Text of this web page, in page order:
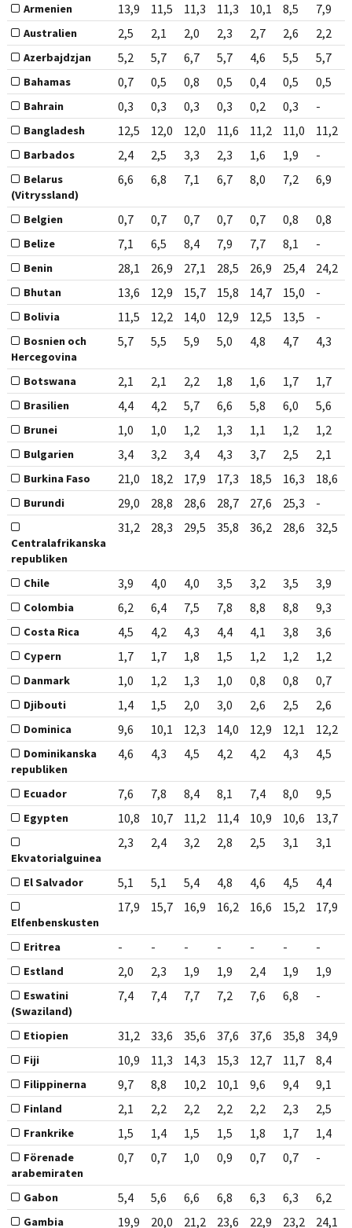
Armenien 13,9 11,5 11,3 11,3 10,1 8,5 7,9
Australien 2,5 2,1 2,0 2,3 2,7 2,6 2,2
Azerbajdzjan 5,2 5,7 6,7 5,7 4,6 5,5 5,7
Bahamas 0,7 0,5 0,8 0,5 0,4 0,5 0,5
Bahrain 0,3 0,3 0,3 0,3 0,2 0,3 -
Bangladesh 12,5 12,0 12,0 11,6 11,2 11,0 11,2
Barbados 2,4 2,5 3,3 2,3 1,6 1,9 -
Belarus
(Vitryssland)
6,6 6,8 7,1 6,7 8,0 7,2 6,9
Belgien 0,7 0,7 0,7 0,7 0,7 0,8 0,8
Belize 7,1 6,5 8,4 7,9 7,7 8,1 -
Benin 28,1 26,9 27,1 28,5 26,9 25,4 24,2
Bhutan 13,6 12,9 15,7 15,8 14,7 15,0 -
Bolivia 11,5 12,2 14,0 12,9 12,5 13,5 -
Bosnien och
Hercegovina
5,7 5,5 5,9 5,0 4,8 4,7 4,3
Botswana 2,1 2,1 2,2 1,8 1,6 1,7 1,7
Brasilien 4,4 4,2 5,7 6,6 5,8 6,0 5,6
Brunei 1,0 1,0 1,2 1,3 1,1 1,2 1,2
Bulgarien 3,4 3,2 3,4 4,3 3,7 2,5 2,1
Burkina Faso 21,0 18,2 17,9 17,3 18,5 16,3 18,6
Burundi 29,0 28,8 28,6 28,7 27,6 25,3 -
Centralafrikanska
republiken
31,2 28,3 29,5 35,8 36,2 28,6 32,5
Chile 3,9 4,0 4,0 3,5 3,2 3,5 3,9
Colombia 6,2 6,4 7,5 7,8 8,8 8,8 9,3
Costa Rica 4,5 4,2 4,3 4,4 4,1 3,8 3,6
Cypern 1,7 1,7 1,8 1,5 1,2 1,2 1,2
Danmark 1,0 1,2 1,3 1,0 0,8 0,8 0,7
Djibouti 1,4 1,5 2,0 3,0 2,6 2,5 2,6
Dominica 9,6 10,1 12,3 14,0 12,9 12,1 12,2
Dominikanska
republiken
4,6 4,3 4,5 4,2 4,2 4,3 4,5
Ecuador 7,6 7,8 8,4 8,1 7,4 8,0 9,5
Egypten 10,8 10,7 11,2 11,4 10,9 10,6 13,7
Ekvatorialguinea
2,3 2,4 3,2 2,8 2,5 3,1 3,1
El Salvador 5,1 5,1 5,4 4,8 4,6 4,5 4,4
Elfenbenskusten
17,9 15,7 16,9 16,2 16,6 15,2 17,9
Eritrea - - - - - - -
Estland 2,0 2,3 1,9 1,9 2,4 1,9 1,9
Eswatini
(Swaziland)
7,4 7,4 7,7 7,2 7,6 6,8 -
Etiopien 31,2 33,6 35,6 37,6 37,6 35,8 34,9
Fiji 10,9 11,3 14,3 15,3 12,7 11,7 8,4
Filippinerna 9,7 8,8 10,2 10,1 9,6 9,4 9,1
Finland 2,1 2,2 2,2 2,2 2,2 2,3 2,5
Frankrike 1,5 1,4 1,5 1,5 1,8 1,7 1,4
Förenade
arabemiraten
0,7 0,7 1,0 0,9 0,7 0,7 -
Gabon 5,4 5,6 6,6 6,8 6,3 6,3 6,2
Gambia 19,9 20,0 21,2 23,6 22,9 23,2 24,1